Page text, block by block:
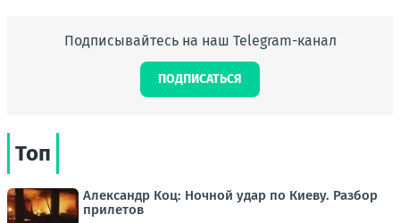
Подписывайтесь на наш Telegram-канал
ПОДПИСАТЬСЯ
Топ
Александр Коц: Ночной удар по Киеву. Разбор
прилетов